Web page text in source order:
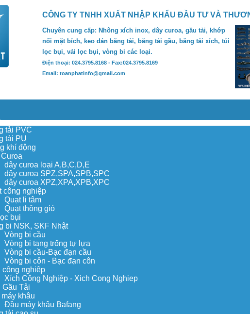
CÔNG TY TNHH XUẤT NHẬP KHẨU ĐẦU TƯ VÀ
Chuyên cung cấp: Nhông xích inox, dây curoa, gầu tải, khớp
nối mặt bích, keo dán băng tải, băng tải gầu, băng tải xích, túi
lọc bụi, vải lọc bụi, vòng bi các loại.
Điện thoại: 024.3795.8168 - Fax:024.3795.8169
Email: toanphatinfo@gmail.com
tải PVC
tải PU
khí động
dây curoa loại A,B,C,D,E
dây curoa SPZ,SPA,SPB,SPC
dây curoa XPZ,XPA,XPB,XPC
công nghiệp
Quạt li tâm
Quạt thông gió
bụi
bi NSK, SKF Nhật
Vòng bi cầu
Vòng bi tang trống tự lựa
Vòng bi cầu-Bạc đạn cầu
Vòng bi côn - Bạc đạn côn
công nghiệp
Xích Công Nghiệp - Xich Cong Nghiep
Gầu Tải
khâu
Đầu máy khâu Bafang